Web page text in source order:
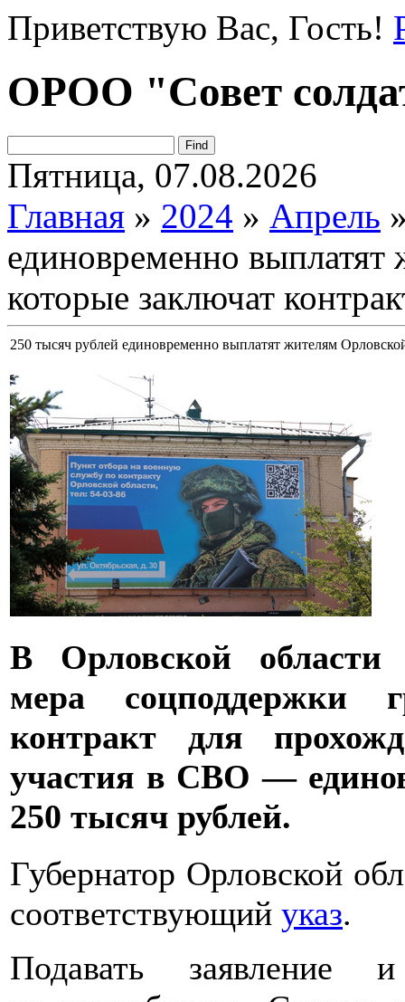
Приветствую Вас, Гость!
ОРОО "Совет
Пятница, 07.08.2026
Главная » 2024 » Апрель
единовременно выплатят
которые заключат
250 тысяч рублей единовременно выплатят жителям
В Орловской области
мера соцподдержки
контракт для
участия в СВО —
250 тысяч рублей.
Губернатор Орловской
соответствующий указ.
Подавать заявление